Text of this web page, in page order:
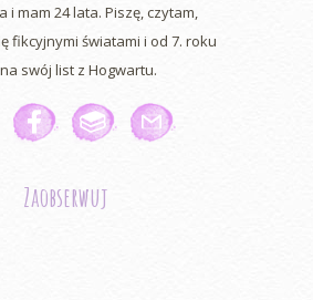
i mam 24 lata. Piszę, czytam,
fikcyjnymi światami i od 7. roku
swój list z Hogwartu.
Zaobserwuj